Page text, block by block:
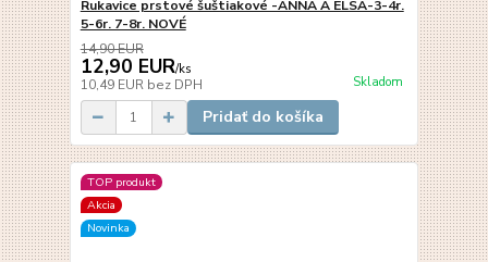
Rukavice prstové šuštiakové -ANNA A ELSA-3-4r.
5-6r. 7-8r. NOVÉ
14,90 EUR
12,90 EUR/ks
10,49 EUR bez DPH Skladom
Pridať do košíka
TOP produkt
Akcia
Novinka